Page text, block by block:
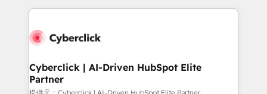
respuestas para empezar. Te ayudamos a identificar
el primer caso de uso que más impacto te dará.
días.
implement, and optimize systems to enhance user
marketing, and service teams. From setup to
management, and speed up deal closures. With 500+
projects completed, our Agile approach ensures your
Cyberclick | AI-Driven HubSpot Elite
Partner